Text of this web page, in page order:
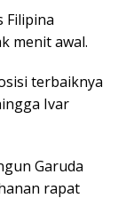
Filipina
menit awal.
terbaiknya
Ivar
Garuda
rapat